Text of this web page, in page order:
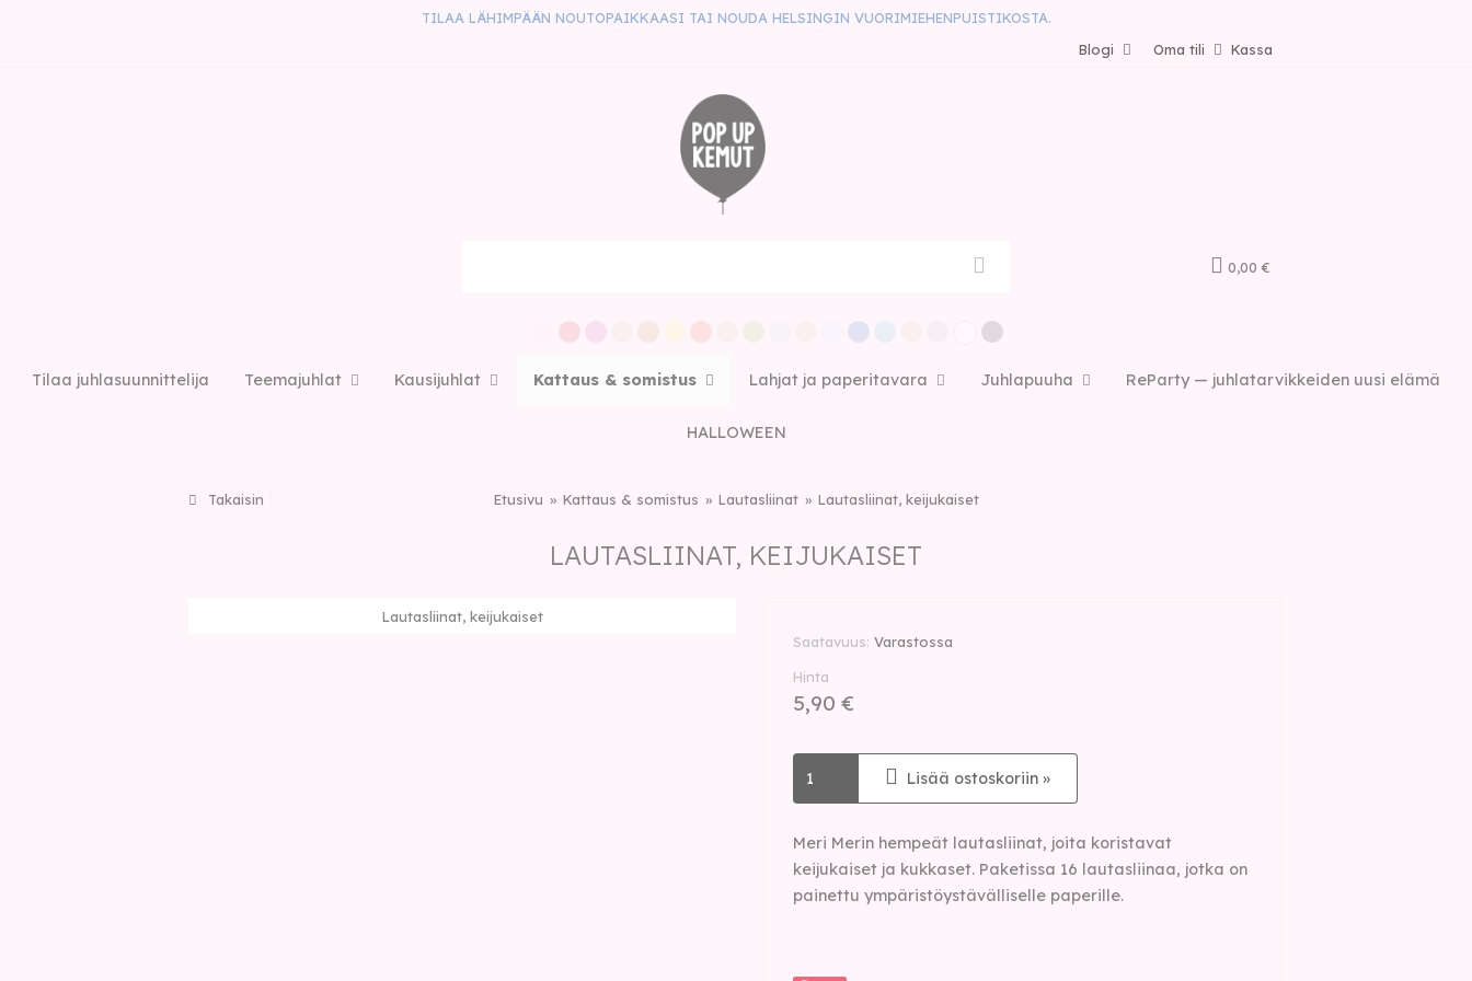
TILAA LÄHIMPÄÄN NOUTOPAIKKAASI TAI NOUDA HELSINGIN VUORIMIEHENPUISTIKOSTA.
Kassa
Oma tili
Blogi
0,00 €
Tilaa juhlasuunnittelija Teemajuhlat Kausijuhlat Kattaus & somistus Lahjat ja paperitavara Juhlapuuha ReParty — juhlatarvikkeiden uusi elämä
HALLOWEEN
Takaisin Etusivu Kattaus & somistus Lautasliinat Lautasliinat, keijukaiset
LAUTASLIINAT, KEIJUKAISET
Lautasliinat, keijukaiset
Saatavuus Varastossa
Hinta
5,90 €
Lisää ostoskoriin »
Meri Merin hempeät lautasliinat, joita koristavat
keijukaiset ja kukkaset. Paketissa 16 lautasliinaa, jotka on
painettu ympäristöystävälliselle paperille.